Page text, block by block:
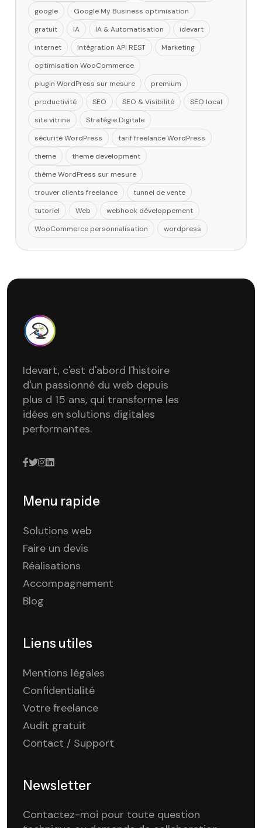
google
Google My Business optimisation
gratuit
IA IA & Automatisation
idevart
internet
intégration API REST
Marketing
optimisation WooCommerce
plugin WordPress sur mesure
premium
productivité
SEO SEO & Visibilité
SEO local
site vitrine
Stratégie Digitale
sécurité WordPress
tarif freelance WordPress
theme
theme development
thème WordPress sur mesure
trouver clients freelance
tunnel de vente
tutoriel
Web
webhook développement
WooCommerce personnalisation
wordpress
Idevart, c'est d'abord l'histoire
d'un passionné du web depuis
plus d 15 ans, qui transforme les
idées en solutions digitales
performantes.
Menu rapide
Solutions web
Faire un devis
Réalisations
Accompagnement
Blog
Liens utiles
Mentions légales
Confidentialité
Votre freelance
Audit gratuit
Contact / Support
Newsletter
Contactez-moi pour toute question